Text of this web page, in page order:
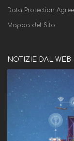
Data Protection
Mappa del Sito
NOTIZIE DAL WEB